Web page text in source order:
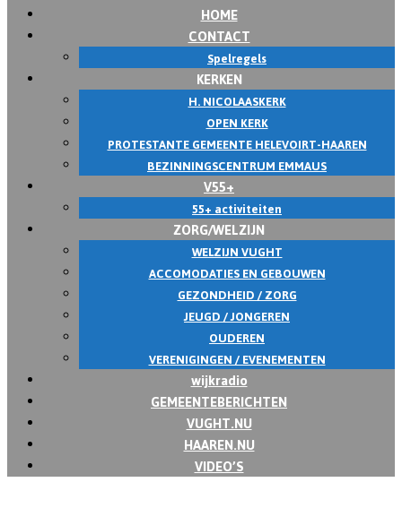
HOME
CONTACT
Spelregels
KERKEN
H. NICOLAASKERK
OPEN KERK
PROTESTANTE GEMEENTE HELEVOIRT-HAAREN
BEZINNINGSCENTRUM EMMAUS
V55+
55+ activiteiten
ZORG/WELZIJN
WELZIJN VUGHT
ACCOMODATIES EN GEBOUWEN
GEZONDHEID / ZORG
JEUGD / JONGEREN
OUDEREN
VERENIGINGEN / EVENEMENTEN
wijkradio
GEMEENTEBERICHTEN
VUGHT.NU
HAAREN.NU
VIDEO’S